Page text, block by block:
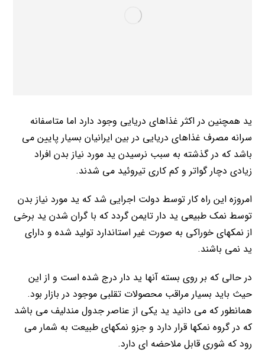
ید همچنین در اکثر غذاهای دریایی وجود دارد اما متاسفانه
سرانه مصرف غذاهای دریایی در بین ایرانیان بسیار پایین می
باشد که در گذشته به سبب نرسیدن ید مورد نیاز بدن افراد
زیادی دچار گواتر و کم کاری تیروئید می شدند.
امروزه این راه کار توسط دولت اجرایی شد که ید مورد نیاز بدن
توسط نمک طبیعی ید دار تایمن گردد که با گران شدن ید برخی
از نمکهای خوراکی به صورت غیر استاندارد تولید شده و دارای
ید نمی باشند.
در حالی که بر روی بسته آنها ید دار درج شده است و از این
حیث باید بسیار مراقب محصولات تقلبی موجود در بازار بود.
همانطور که می دانید ید یکی از عناصر جدول مندلیف می باشد
که در گروه نمکها قرار دارد و جزو نمکهای طبیعت به شمار می
رود که شوری قابل ملاحضه ای دارد.